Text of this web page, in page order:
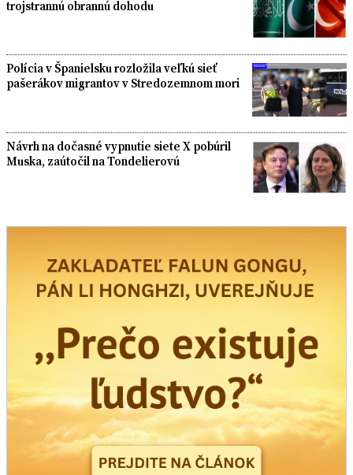
trojstrannú obrannú dohodu
Polícia v Španielsku rozložila veľkú sieť
pašerákov migrantov v Stredozemnom mori
Návrh na dočasné vypnutie siete X pobúril
Muska, zaútočil na Tondelierovú